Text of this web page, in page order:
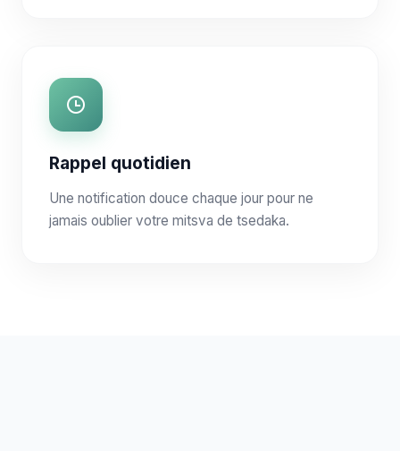
Rappel quotidien
Une notification douce chaque jour pour ne
jamais oublier votre mitsva de tsedaka.